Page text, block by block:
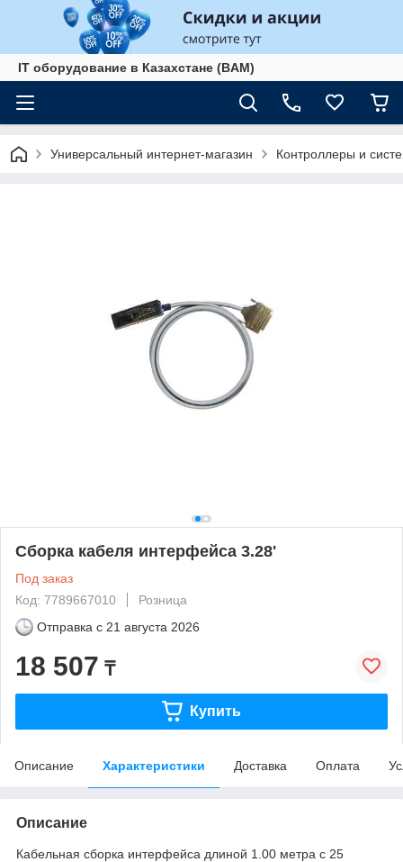
IT оборудование в Казахстане (BAM)
Универсальный интернет-магазин Контроллеры и
Сборка кабеля интерфейса 3.28'
Под заказ
Код: 7789667010
Розница
Отправка с 21 августа 2026
18 507 ₸
Купить
Описание Характеристики Доставка Оплата
Описание
Кабельная сборка интерфейса длиной 1.00 метра с 25